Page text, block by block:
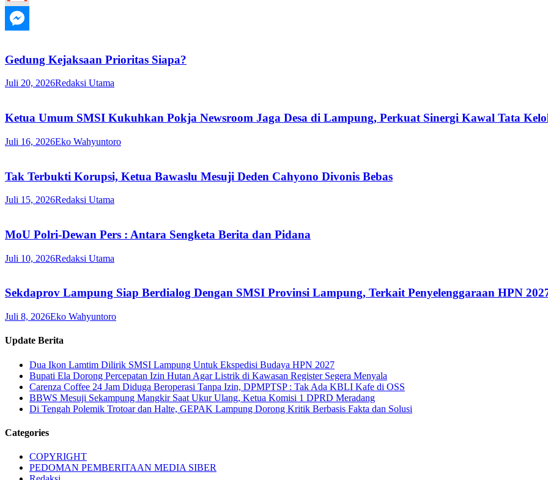
Gedung Kejaksaan Prioritas Siapa?
Juli 20, 2026Redaksi Utama
Ketua Umum SMSI Kukuhkan Pokja Newsroom Jaga Desa di Lampung, Perkuat Sinergi Kawal Tata
Juli 16, 2026Eko Wahyuntoro
Tak Terbukti Korupsi, Ketua Bawaslu Mesuji Deden Cahyono Divonis Bebas
Juli 15, 2026Redaksi Utama
MoU Polri-Dewan Pers : Antara Sengketa Berita dan Pidana
Juli 10, 2026Redaksi Utama
Sekdaprov Lampung Siap Berdialog Dengan SMSI Provinsi Lampung, Terkait Penyelenggaraan HPN
Juli 8, 2026Eko Wahyuntoro
Update Berita
Dua Ikon Lamtim Dilirik SMSI Lampung Untuk Ekspedisi Budaya HPN 2027
Bupati Ela Dorong Percepatan Izin Hutan Agar Listrik di Kawasan Register Segera Menyala
Carenza Coffee 24 Jam Diduga Beroperasi Tanpa Izin, DPMPTSP : Tak Ada KBLI Kafe di OSS
BBWS Mesuji Sekampung Mangkir Saat Ukur Ulang, Ketua Komisi 1 DPRD Meradang
Di Tengah Polemik Trotoar dan Halte, GEPAK Lampung Dorong Kritik Berbasis Fakta dan Solusi
Categories
COPYRIGHT
PEDOMAN PEMBERITAAN MEDIA SIBER